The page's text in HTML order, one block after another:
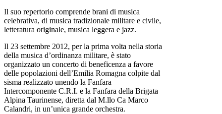
Il suo repertorio comprende brani di musica
celebrativa, di musica tradizionale militare e civile,
letteratura originale, musica leggera e jazz.
Il 23 settembre 2012, per la prima volta nella storia
della musica d’ordinanza militare, è stato
organizzato un concerto di beneficenza a favore
delle popolazioni dell’Emilia Romagna colpite dal
sisma realizzato unendo la Fanfara
Intercomponente C.R.I. e la Fanfara della Brigata
Alpina Taurinense, diretta dal M.llo Ca Marco
Calandri, in un’unica grande orchestra.